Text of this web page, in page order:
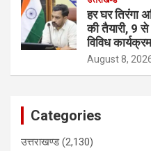
हर घर तिरंगा
की तैयारी, 9
विविध कार्यक्रम
August 8,
Categories
उत्तराखण्ड(2,130)